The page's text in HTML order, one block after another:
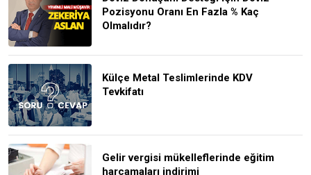
Pozisyonu Oranı En Fazla % Kaç
Olmalıdır?
Külçe Metal Teslimlerinde KDV
Tevkifatı
Gelir vergisi mükelleflerinde eğitim
harcamaları indirimi